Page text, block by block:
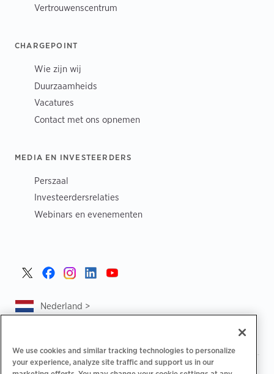
Vertrouwenscentrum
CHARGEPOINT
Wie zijn wij
Duurzaamheids
Vacatures
Contact met ons opnemen
MEDIA EN INVESTEERDERS
Perszaal
Investeerdersrelaties
Webinars en evenementen
Nederland >
Privacybeleid | Uw privacykeuzes | Juridisch |
We use cookies and similar tracking technologies to personalize
your experience, analyze site traffic and support us in our